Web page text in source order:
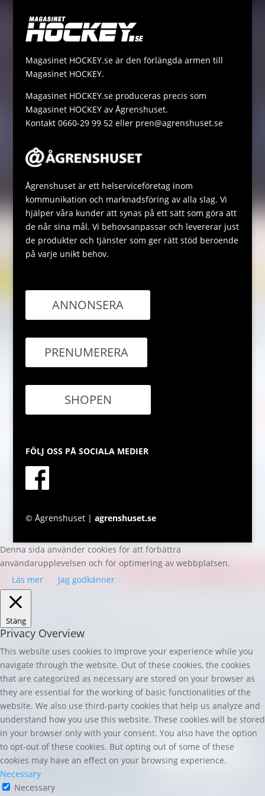
r
i
k
s
p
s
g
Magasinet HOCKEY.se är den förlängda armen till
Magasinet HOCKEY.
Magasinet HOCKEY.se produceras precis som
Magasinet HOCKEY av Ågrenshuset.
Kontakt 0660-29 99 52 eller pren@agrenshuset.se
Ågrenshuset är ett helserviceföretag inom
kommunikation och marknadsföring av alla slag. Vi
hjälper våra kunder att synas på ett sätt som göra att
de når sina mål. Vi behovsanpassar och levererar just
de produkter och tjänster som ger rätt stöd beroende
på varje unikt behov.
ANNONSERA
PRENUMERERA
SHOPEN
FÖLJ OSS PÅ SOCIALA MEDIER
© Ågrenshuset | agrenshuset.se
Denna sida använder cookies för att förbättra
användarupplevelsen och för optimering av webbplatsen.
Läs mer
Jag godkänner
Stäng
Privacy Overview
This website uses cookies to improve your experience while you
navigate through the website. Out of these cookies, the cookies
that are categorized as necessary are stored on your browser as
they are essential for the working of basic functionalities of the
website. We also use third-party cookies that help us analyze and
understand how you use this website. These cookies will be stored
in your browser only with your consent. You also have the option
to opt-out of these cookies. But opting out of some of these
cookies may have an effect on your browsing experience.
Necessary
Necessary